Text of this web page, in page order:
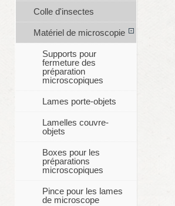
Colle d'insectes
Matériel de microscopie
Supports pour
fermeture des
préparation
microscopiques
Lames porte-objets
Lamelles couvre-
objets
Boxes pour les
préparations
microscopiques
Pince pour les lames
de microscope